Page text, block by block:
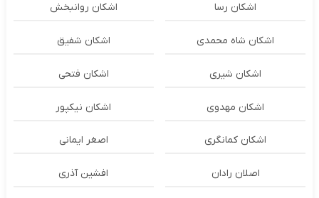
اشکان رسا اشکان روانبخش
اشکان شاه محمدی اشکان شفیق
اشکان شیری اشکان فتحی
اشکان مهدوی اشکان نیکپور
اشکان‌ کمانگری اصغر ایمانی
اصلان رادان افشین آذری